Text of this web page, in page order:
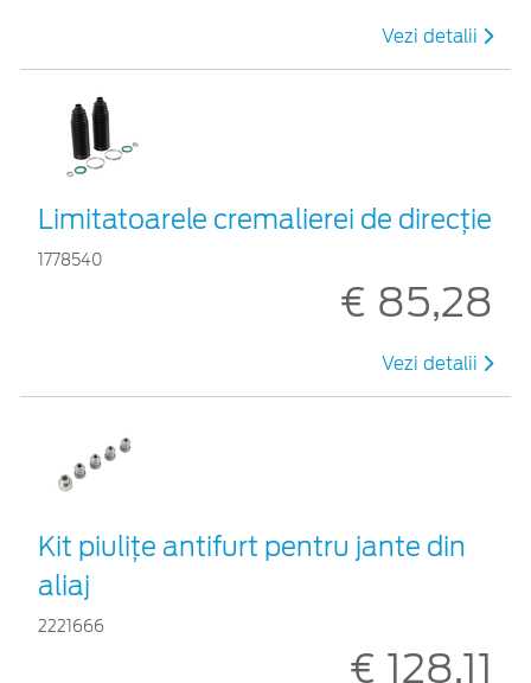
Vezi detalii
Limitatoarele cremalierei de direcţie
1778540
€ 85,28
Vezi detalii
Kit piuliţe antifurt pentru jante din
aliaj
2221666
€ 128,11